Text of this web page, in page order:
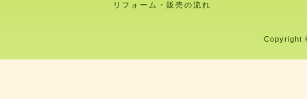
リフォーム・販売の流れ
Copyright